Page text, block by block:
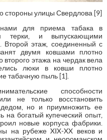
стороны улицы Свердлова [9]
для приема табака в
терки, и выпускающими
Второй этаж, соединенный с
двумя ковшами плотно
этажа на чердак вела
люки в ковши плотно
табачную пыль [1].
способности
не только восстановить
но и приумножить ее
на богатый купеческий опыт,
новые корпуса фабрики.
на рубеже XIX-XX веков и